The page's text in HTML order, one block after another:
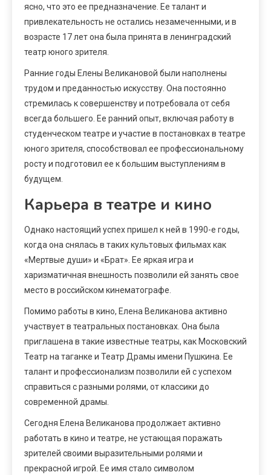
ясно, что это ее предназначение. Ее талант и
привлекательность не остались незамеченными, и в
возрасте 17 лет она была принята в ленинградский
театр юного зрителя.
Ранние годы Елены Великановой были наполнены
трудом и преданностью искусству. Она постоянно
стремилась к совершенству и потребовала от себя
всегда большего. Ее ранний опыт, включая работу в
студенческом театре и участие в постановках в театре
юного зрителя, способствовал ее профессиональному
росту и подготовил ее к большим выступлениям в
будущем.
Карьера в театре и кино
Однако настоящий успех пришел к ней в 1990-е годы,
когда она снялась в таких культовых фильмах как
«Мертвые души» и «Брат». Ее яркая игра и
харизматичная внешность позволили ей занять свое
место в российском кинематографе.
Помимо работы в кино, Елена Великанова активно
участвует в театральных постановках. Она была
приглашена в такие известные театры, как Московский
Театр на таганке и Театр Драмы имени Пушкина. Ее
талант и профессионализм позволили ей с успехом
справиться с разными ролями, от классики до
современной драмы.
Сегодня Елена Великанова продолжает активно
работать в кино и театре, не устающая поражать
зрителей своими выразительными ролями и
прекрасной игрой. Ее имя стало символом